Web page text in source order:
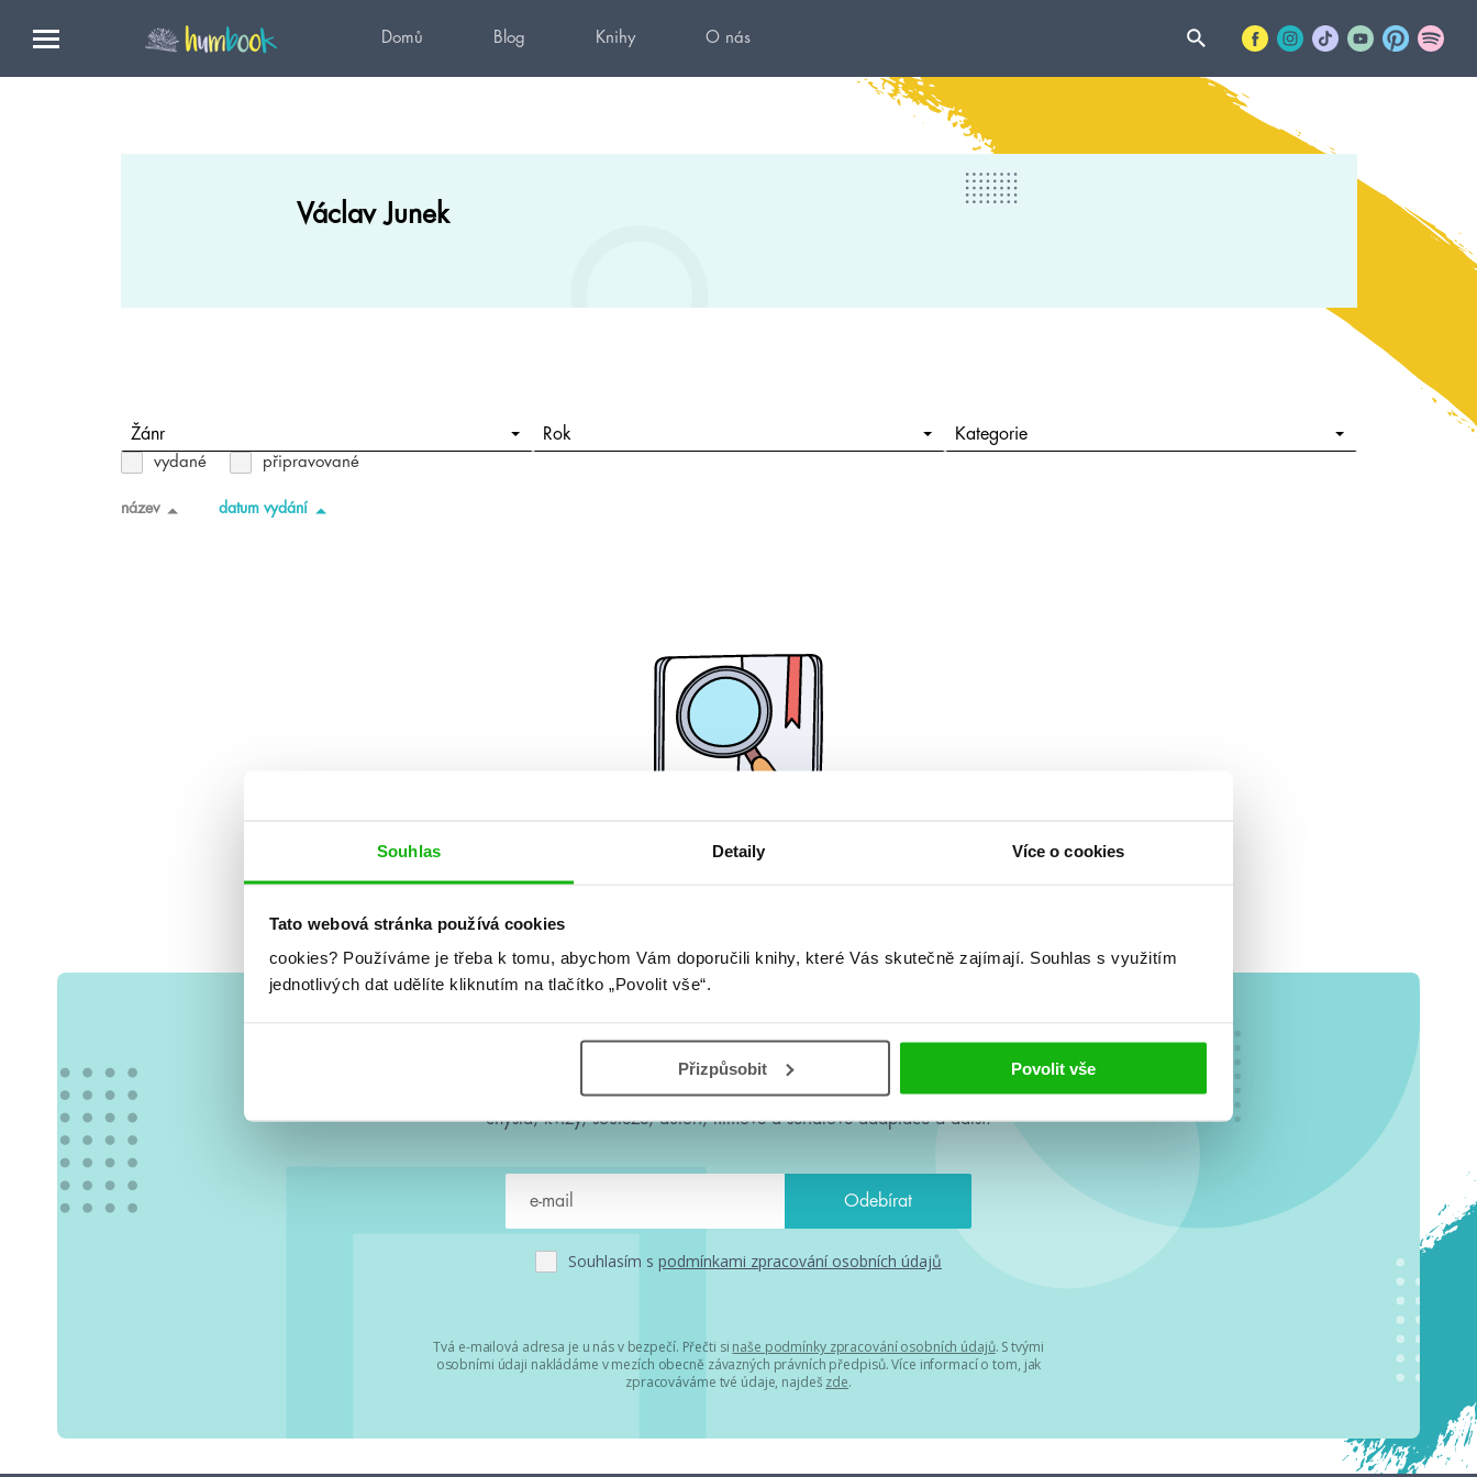
Souhlas Detaily Více o cookies
Tato webová stránka používá cookies
cookies? Používáme je třeba k tomu, abychom Vám doporučili knihy, které Vás skutečně zajímají. Souhlas s využitím
jednotlivých dat udělíte kliknutím na tlačítko „Povolit vše“.
Přizpůsobit Povolit vše
Domů Blog Knihy O nás
Václav Junek
Žánr Rok Kategorie
vydané připravované
název datum vydání
#HumbookNews
Vše kolem #youngadult každý měsíc rovnou do mailu! Nové knihy, co se
chystá, kvízy, soutěže, autoři, filmové a seriálové adaptace a další.
Souhlasím s podmínkami zpracování osobních údajů
Tvá e-mailová adresa je u nás v bezpečí. Přečti si naše podmínky zpracování osobních údajů. S tvými
osobními údaji nakládáme v mezích obecně závazných právních předpisů. Více informací o tom, jak
zpracováváme tvé údaje, najdeš zde.